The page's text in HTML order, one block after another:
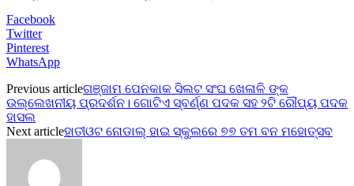
Facebook
Twitter
Pinterest
WhatsApp
Previous articleଗଞ୍ଜାମ ପେନକାକ ସିଲଟ ସଂଘ ଖେଳାଳି ଙ୍କ
ଉଲ୍ଲେଖନୀୟ ପ୍ରଦର୍ଶନ। ଗୋଟିଏ ସ୍ବର୍ଣ୍ଣ ପଦକ ସହ ୨ଟି ରୌପ୍ୟ ପଦକ
ହାସଲ
Next articleହାତୀଓଟ ନୋଡାଲ୍ ହାଇ ସ୍କୁଲରେ ୭୭ ତମ ବନ ମହୋତ୍ସବ